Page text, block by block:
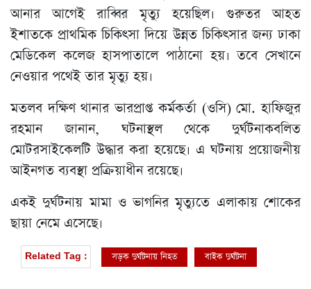
আনার আগেই রাব্বির মৃত্যু হয়েছিল। গুরুতর আহত
ইশাতকে প্রাথমিক চিকিৎসা দিয়ে উন্নত চিকিৎসার জন্য ঢাকা
মেডিকেল কলেজ হাসপাতালে পাঠানো হয়। তবে সেখানে
নেওয়ার পথেই তার মৃত্যু হয়।
মতলব দক্ষিণ থানার ভারপ্রাপ্ত কর্মকর্তা (ওসি) মো. হাফিজুর
রহমান জানান, ঘটনাস্থল থেকে দুর্ঘটনাকবলিত
মোটরসাইকেলটি উদ্ধার করা হয়েছে। এ ঘটনায় প্রয়োজনীয়
আইনগত ব্যবস্থা প্রক্রিয়াধীন রয়েছে।
একই দুর্ঘটনায় মামা ও ভাগনির মৃত্যুতে এলাকায় শোকের
ছায়া নেমে এসেছে।
Related Tag : সড়ক দুর্ঘটনায় নিহত বাইক দুর্ঘটনা